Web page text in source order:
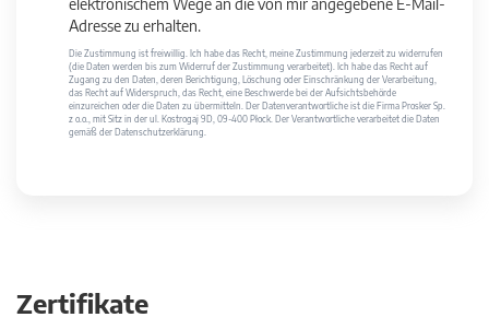
elektronischem Wege an die von mir angegebene E-Mail-
Adresse zu erhalten.
Die Zustimmung ist freiwillig. Ich habe das Recht, meine Zustimmung jederzeit zu widerrufen
(die Daten werden bis zum Widerruf der Zustimmung verarbeitet). Ich habe das Recht auf
Zugang zu den Daten, deren Berichtigung, Löschung oder Einschränkung der Verarbeitung,
das Recht auf Widerspruch, das Recht, eine Beschwerde bei der Aufsichtsbehörde
einzureichen oder die Daten zu übermitteln. Der Datenverantwortliche ist die Firma Prosker Sp.
z o.o., mit Sitz in der ul. Kostrogaj 9D, 09-400 Płock. Der Verantwortliche verarbeitet die Daten
gemäß der Datenschutzerklärung.
Zertifikate